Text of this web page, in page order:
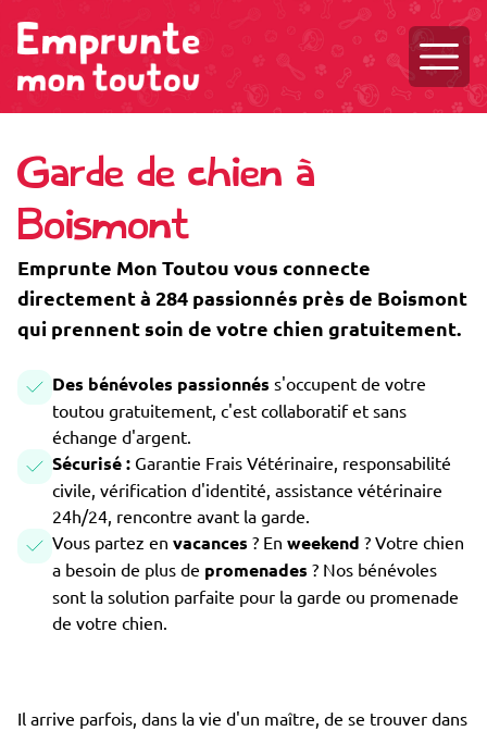
Garde de chien à
Boismont
Emprunte Mon Toutou vous connecte
directement à 284 passionnés près de Boismont
qui prennent soin de votre chien gratuitement.
Des bénévoles passionnés s'occupent de votre
toutou gratuitement, c'est collaboratif et sans
échange d'argent.
Sécurisé : Garantie Frais Vétérinaire, responsabilité
civile, vérification d'identité, assistance vétérinaire
24h/24, rencontre avant la garde.
Vous partez en vacances ? En weekend ? Votre chien
a besoin de plus de promenades ? Nos bénévoles
sont la solution parfaite pour la garde ou promenade
de votre chien.
Il arrive parfois, dans la vie d'un maître, de se trouver dans